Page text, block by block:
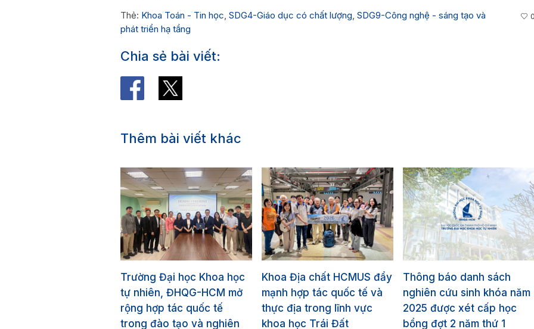
Thẻ: Khoa Toán - Tin học, SDG4-Giáo dục có chất lượng, SDG9-Công nghệ - sáng tạo và
phát triển hạ tầng
Chia sẻ bài viết:
Thêm bài viết khác
Trường Đại học Khoa học
tự nhiên, ĐHQG-HCM mở
rộng hợp tác quốc tế
trong đào tạo và nghiên
Khoa Địa chất HCMUS đẩy
mạnh hợp tác quốc tế và
thực địa trong lĩnh vực
khoa học Trái Đất
Thông báo danh sách
nghiên cứu sinh khóa năm
2025 được xét cấp học
bổng đợt 2 năm thứ 1